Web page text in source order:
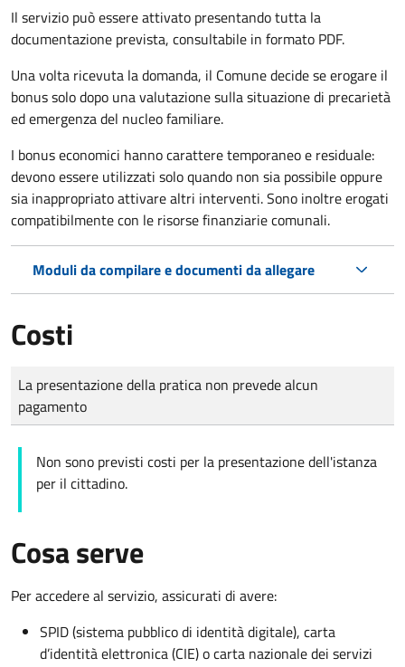
Il servizio può essere attivato presentando tutta la
documentazione prevista, consultabile in formato PDF.
Una volta ricevuta la domanda, il Comune decide se erogare il
bonus solo dopo una valutazione sulla situazione di precarietà
ed emergenza del nucleo familiare.
I bonus economici hanno carattere temporaneo e residuale:
devono essere utilizzati solo quando non sia possibile oppure
sia inappropriato attivare altri interventi. Sono inoltre erogati
compatibilmente con le risorse finanziarie comunali.
Moduli da compilare e documenti da allegare
Costi
Tipo di pagamento
Importo
La presentazione della pratica non prevede alcun
pagamento
Non sono previsti costi per la presentazione dell'istanza
per il cittadino.
Cosa serve
Per accedere al servizio, assicurati di avere:
SPID (sistema pubblico di identità digitale), carta
d’identità elettronica (CIE) o carta nazionale dei servizi